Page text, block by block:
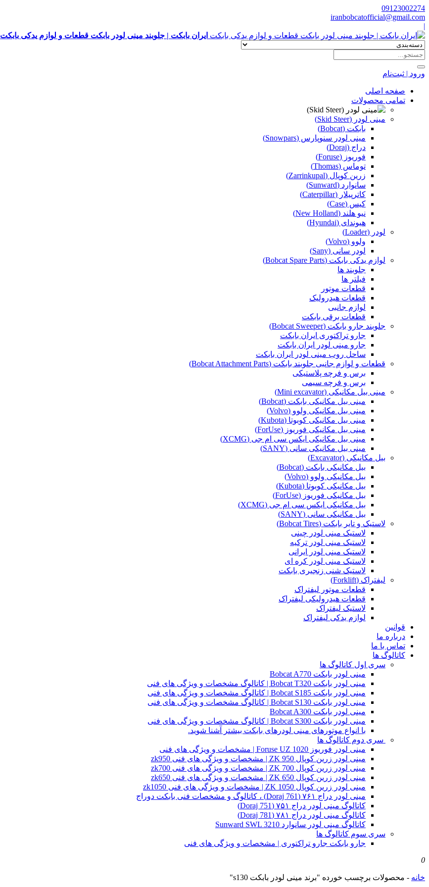
09123002274
iranbobcatofficial@gmail.com
|
ایران بابکت | جلوبند مینی لودر بابکت قطعات و لوازم یدکی بابکت
ورود | ثبت‌نام
صفحه اصلی
تمامی محصولات
مینی لودر (Skid Steer)
بابکت (Bobcat)
مینی لودر سنوپارس (Snowpars)
دراج (Doraj)
فوریوز (Foruse)
توماس (Thomas)
زرین کوپال (Zarrinkupal)
سانوارد (Sunward)
کاترپیلار (Caterpillar)
کیس (Case)
نیو هلند (New Holland)
هیوندای (Hyundai)
لودر (Loader)
ولوو (Volvo)
لودر سانی (Sany)
لوازم یدکی بابکت (Bobcat Spare Parts)
جلوبند ها
فیلتر ها
قطعات موتور
قطعات هیدرولیک
لوازم جانبی
قطعات برقی بابکت
جلوبند جارو بابکت (Bobcat Sweeper)
جارو تراکتوری ایران بابکت
جارو مینی لودر ایران بابکت
ساحل روب مینی لودر ایران بابکت
قطعات و لوازم جانبی جلوبند بابکت (Bobcat Attachment Parts)
برس و فرچه پلاستیکی
برس و فرچه سیمی
مینی بیل مکانیکی (Mini excavator)
مینی بیل مکانیکی بابکت (Bobcat)
مینی بیل مکانیکی ولوو (Volvo)
مینی بیل مکانیکی کوبوتا (Kubota)
مینی بیل مکانیکی فوریوز (ForUse)
مینی بیل مکانیکی ایکس سی ام جی (XCMG)
مینی بیل مکانیکی سانی (SANY)
بیل مکانیکی (Excavator)
بیل مکانیکی بابکت (Bobcat)
بیل مکانیکی ولوو (Volvo)
بیل مکانیکی کوبوتا (Kubota)
بیل مکانیکی فوریوز (ForUse)
بیل مکانیکی ایکس سی ام جی (XCMG)
بیل مکانیکی سانی (SANY)
لاستیک و تایر بابکت (Bobcat Tires)
لاستیک مینی لودر چینی
لاستیک مینی لودر ترکیه
لاستیک مینی لودر ایرانی
لاستیک مینی لودر کره ای
لاستیک شنی زنجیری بابکت
لیفتراک (Forklift)
قطعات موتور لیفتراک
قطعات هیدرولیکی لیفتراک
لاستیک لیفتراک
لوازم یدکی لیفتراک
قوانین
درباره ما
تماس با ما
کاتالوگ ها
سری اول کاتالوگ ها
مینی لودر بابکت Bobcat A770
مینی لودر بابکت Bobcat T320 | کاتالوگ مشخصات و ویژگی های فنی
مینی لودر بابکت Bobcat S185 | کاتالوگ مشخصات و ویژگی های فنی
مینی لودر بابکت Bobcat S130 | کاتالوگ مشخصات و ویژگی های فنی
مینی لودر بابکت Bobcat A300
مینی لودر بابکت Bobcat S300 | کاتالوگ مشخصات و ویژگی های فنی
با انواع موتورهای مینی لودرهای بابکت بیشتر آشنا شوید.
سری دوم کاتالوگ ها
مینی لودر فوریوز Foruse UZ 1020 | مشخصات و ویژگی های فنی
مینی لودر زرین کوپال ZK 950 | مشخصات و ویژگی های فنی zk950
مینی لودر زرین کوپال ZK 700 | مشخصات و ویژگی های فنی zk700
مینی لودر زرین کوپال ZK 650 | مشخصات و ویژگی های فنی zk650
مینی لودر زرین کوپال ZK 1050 | مشخصات و ویژگی های فنی zk1050
مینی لودر دراج ۷۶۱ (Doraj 761) ، کاتالوگ و مشخصات فنی بابکت دوراج
کاتالوگ مینی لودر دراج ۷۵۱ (Doraj 751)
کاتالوگ مینی لودر دراج ۷۸۱ (Doraj 781)
کاتالوگ مینی لودر سانوارد Sunward SWL 3210
سری سوم کاتالوگ ها
جارو بابکت جارو تراکتوری | مشخصات و ویژگی های فنی
0
خانه - محصولات برچسب خورده "برند مینی لودر بابکت s130"